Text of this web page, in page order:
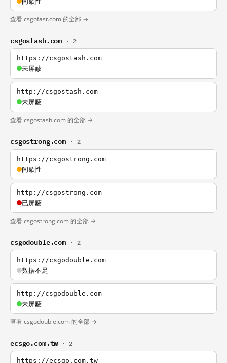
查看 csgofast.com 的全部 →
csgostash.com · 2
https://csgostash.com
未屏蔽
http://csgostash.com
未屏蔽
查看 csgostash.com 的全部 →
csgostrong.com · 2
https://csgostrong.com
间歇性
http://csgostrong.com
已屏蔽
查看 csgostrong.com 的全部 →
csgodouble.com · 2
https://csgodouble.com
数据不足
http://csgodouble.com
未屏蔽
查看 csgodouble.com 的全部 →
ecsgo.com.tw · 2
https://ecsgo.com.tw